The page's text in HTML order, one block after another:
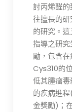
討丙烯醛
往擅長的
的研究。
指導之研
勵，包含
Cys310的
低其腫瘤
的疾病進
金獎勵)；